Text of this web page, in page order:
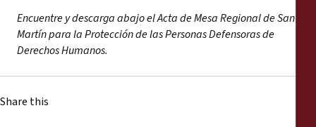
Encuentre y descarga abajo el Acta de Mesa Regional de San
Martín para la Protección de las Personas Defensoras de
Derechos Humanos.
Share this